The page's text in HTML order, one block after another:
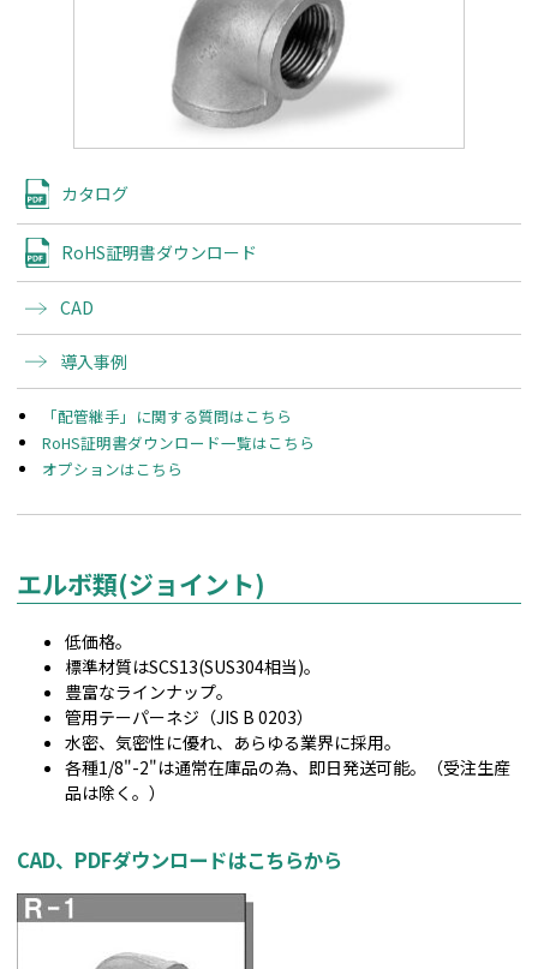
カタログ
RoHS証明書ダウンロード
CAD
導入事例
「配管継手」に関する質問はこちら
RoHS証明書ダウンロード一覧はこちら
オプションはこちら
エルボ類(ジョイント)
低価格。
標準材質はSCS13(SUS304相当)。
豊富なラインナップ。
管用テーパーネジ（JIS B 0203）
水密、気密性に優れ、あらゆる業界に採用。
各種1/8"-2"は通常在庫品の為、即日発送可能。（受注生産
品は除く。）
CAD、PDFダウンロードはこちらから